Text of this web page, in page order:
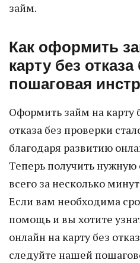
займ.
Как оформить
карту без
пошаговая
Оформить займ на карту
отказа без проверки
благодаря развитию
Теперь получить
всего за несколько
Если вам необходима
помощь и вы хотите
онлайн на карту без
следуйте нашей